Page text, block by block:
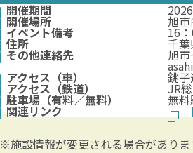
開催期間
開催場所 旭
イベント備考 16
住所 千
その他連絡先 旭
アクセス（車） 銚
アクセス（鉄道） JR
駐車場（有料／無料） 無
関連リンク
※施設情報が変更される場合がありま